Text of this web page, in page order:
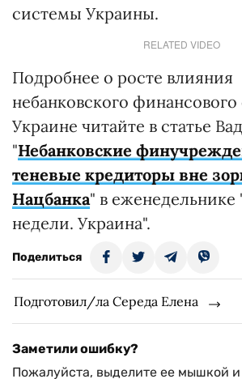
системы Украины.
RELATED VIDEO
Подробнее о росте влияния
небанковского финансового
Украине читайте в статье
"Небанковские
теневые кредиторы вне
Нацбанка" в еженедельнике
недели. Украина".
Поделиться
Подготовил/ла Середа Елена
Заметили ошибку?
Пожалуйста, выделите ее мышкой